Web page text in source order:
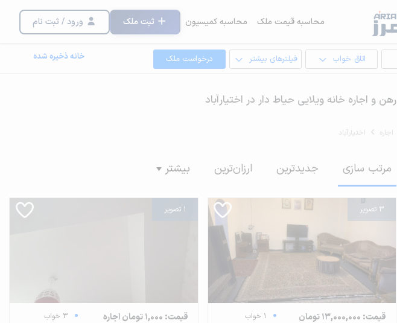
محاسبه قیمت ملک محاسبه کمیسیون ثبت ملک ورود / ثبت نام
اتاق خواب فیلترهای بیشتر درخواست ملک خانه ذخیره شده
رهن و اجاره خانه ویلایی حیاط دار در اختیارآباد
اجاره اختیارآباد
مرتب سازی جدیدترین ارزان‌ترین بیشتر
3 تصویر
قیمت: 13,000,000 تومان
1 خواب
1 تصویر
قیمت: 1,000 تومان اجاره
3 خواب